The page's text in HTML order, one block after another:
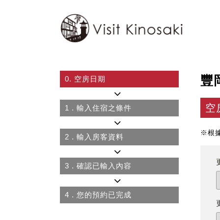
0. 空房日期
1 . 輸入住宿之條件
2 . 輸入房客資料
3 . 確認已輸入內容
4 . 您的預約已完成
豐
空
※根